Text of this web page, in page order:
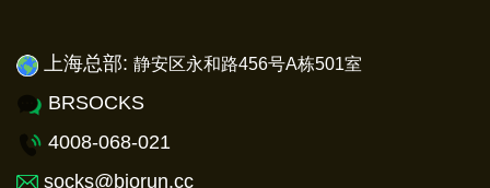
上海总部: 静安区永和路456号A栋501室
BRSOCKS
4008-068-021
socks@biorun.cc